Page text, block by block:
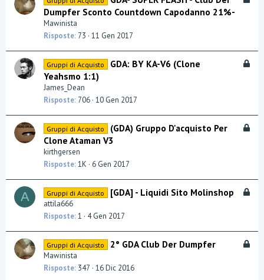
a
t
Dumpfer Sconto Countdown Capodanno 21%-
Mawinista
Risposte 73 11 Gen 2017
B
a
t
Gruppi di Acquisto
GDA: BY KA-V6 (Clone
Yeahsmo 1:1)
James_Dean
Risposte 706 10 Gen 2017
B
a
t
Gruppi di Acquisto
(GDA) Gruppo D'acquisto Per
Clone Ataman V3
kirthgersen
Risposte 1K 6 Gen 2017
A
B
a
Gruppi di Acquisto [GDA] - Liquidi Sito Molinshop
attila666
Risposte 1 4 Gen 2017
B
Gruppi di Acquisto 2° GDA Club Der Dumpfer
Mawinista
Risposte 347 16 Dic 2016